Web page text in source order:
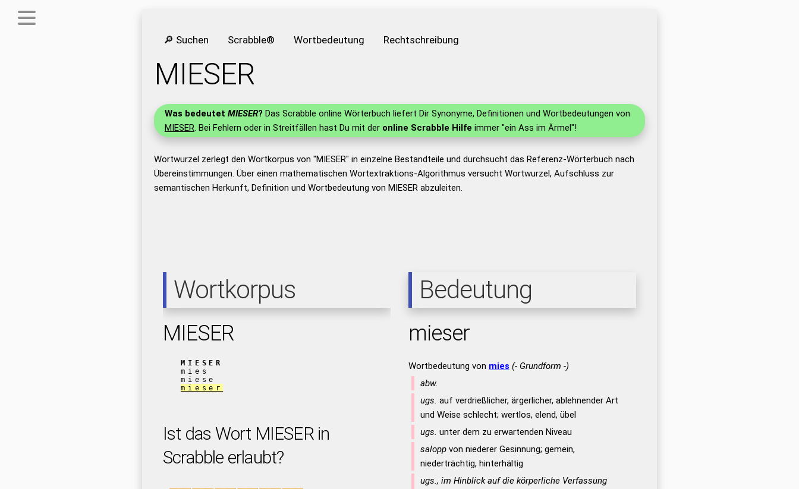
🔎 Suchen Scrabble® Wortbedeutung Rechtschreibung
MIESER
Was bedeutet MIESER? Das Scrabble online Wörterbuch liefert Dir Synonyme, Definitionen und Wortbedeutungen von
MIESER. Bei Fehlern oder in Streitfällen hast Du mit der online Scrabble Hilfe immer "ein Ass im Ärmel"!
Wortwurzel zerlegt den Wortkorpus von "MIESER" in einzelne Bestandteile und durchsucht das Referenz-Wörterbuch nach
Übereinstimmungen. Über einen mathematischen Wortextraktions-Algorithmus versucht Wortwurzel, Aufschluss zur
semantischen Herkunft, Definition und Wortbedeutung von MIESER abzuleiten.
Wortkorpus
MIESER
MIESER
mies
miese
mieser
Ist das Wort MIESER in
Scrabble erlaubt?
Bedeutung
mieser
Wortbedeutung von mies (- Grundform -)
abw.
ugs. auf verdrießlicher, ärgerlicher, ablehnender Art
und Weise schlecht; wertlos, elend, übel
ugs. unter dem zu erwartenden Niveau
saloppvon niederer Gesinnung; gemein,
niederträchtig, hinterhältig
ugs., im Hinblick auf die körperliche Verfassung